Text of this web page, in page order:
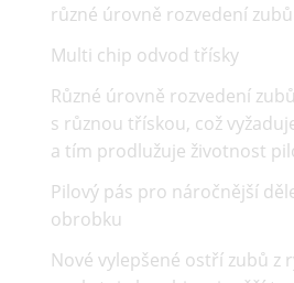
různé úrovně rozvedení zubů
Multi chip odvod třísky
Různé úrovně rozvedení
s různou třískou, což
a tím prodlužuje životnost
Pilový pás pro náročnější
obrobku
Nové vylepšené ostří zubů z